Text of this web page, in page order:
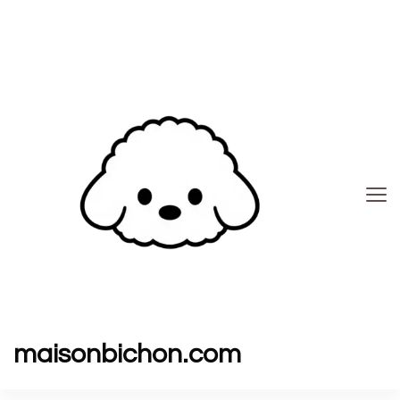
maisonbichon.com